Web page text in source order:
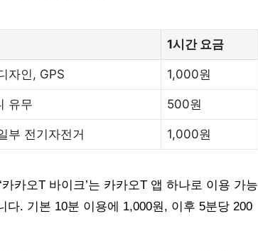
1시간 요금
자인, GPS 1,000원
유무 500원
부 전기자전거 1,000원
카오T 바이크’는 카카오T 앱 하나로 이용 가능
. 기본 10분 이용에 1,000원, 이후 5분당 200